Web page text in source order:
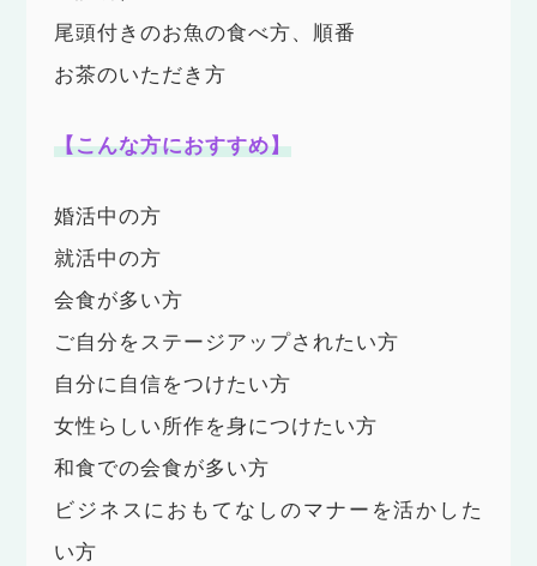
尾頭付きのお魚の食べ方、順番
お茶のいただき方
【こんな方におすすめ】
婚活中の方
就活中の方
会食が多い方
ご自分をステージアップされたい方
自分に自信をつけたい方
女性らしい所作を身につけたい方
和食での会食が多い方
ビジネスにおもてなしのマナーを活かした
い方